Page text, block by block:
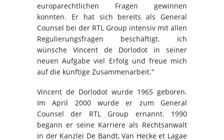
europarechtlichen Fragen gewinnen
konnten. Er hat sich bereits als General
Counsel bei der RTL Group intensiv mit allen
Regulierungsfragen beschäftigt. Ich
wünsche Vincent de Dorlodot in seiner
neuen Aufgabe viel Erfolg und freue mich
auf die künftige Zusammenarbeit.“
Vincent de Dorlodot wurde 1965 geboren.
Im April 2000 wurde er zum General
Counsel der RTL Group ernannt. 1990
begann er seine Karriere als Rechtsanwalt
in der Kanzlei De Bandt, Van Hecke et Lagae